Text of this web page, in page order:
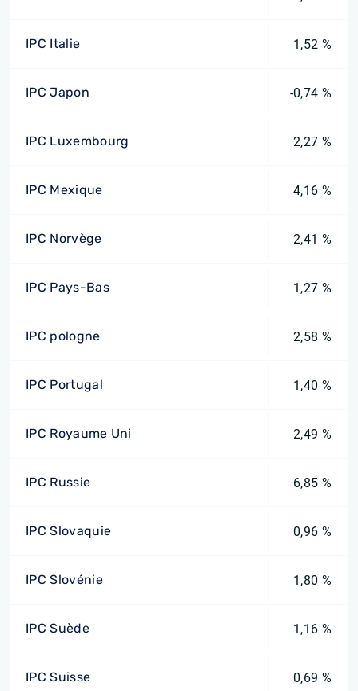
IPC Italie 1,52 %
IPC Japon -0,74 %
IPC Luxembourg 2,27 %
IPC Mexique 4,16 %
IPC Norvège 2,41 %
IPC Pays-Bas 1,27 %
IPC pologne 2,58 %
IPC Portugal 1,40 %
IPC Royaume Uni 2,49 %
IPC Russie 6,85 %
IPC Slovaquie 0,96 %
IPC Slovénie 1,80 %
IPC Suède 1,16 %
IPC Suisse 0,69 %